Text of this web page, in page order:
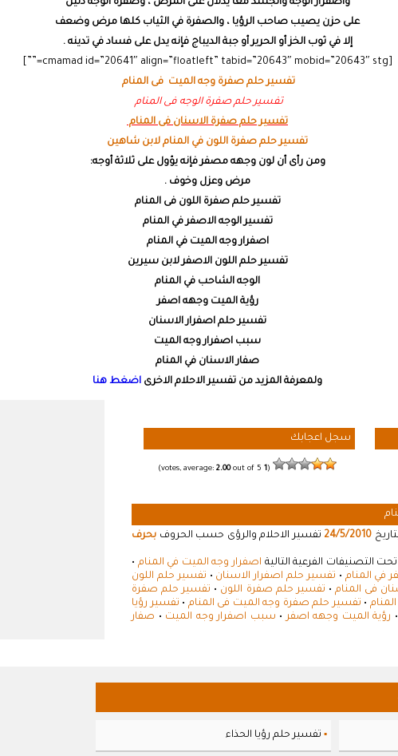
واصفرار الوجه والجسد معاً يدلان على المرض ، وصفرة الوجه دليل
على حزن يصيب صاحب الرؤيا ، والصفرة في الثياب كلها مرض وضعف
إلا في ثوب الخز أو الحرير أو جبة الديباج فإنه يدل على فساد في تدينه .
[cmamad id=”20641″ align=”floatleft” tabid=”20643″ mobid=”20643″ stg=””]
تفسير حلم صفرة وجه الميت فى المنام
تفسير حلم صفرة الوجه فى المنام
تفسير حلم صفرة الاسنان فى المنام
تفسير حلم صفرة اللون في المنام لابن شاهين
ومن رأى أن لون وجهه مصفر فإنه يؤول على ثلاثة أوجه:
مرض وعزل وخوف .
تفسير حلم صفرة اللون فى المنام
تفسير الوجه الاصفر في المنام
اصفرار وجه الميت في المنام
تفسير حلم اللون الاصفر لابن سيرين
الوجه الشاحب في المنام
رؤية الميت وجهه اصفر
تفسير حلم اصفرار الاسنان
سبب اصفرار وجه الميت
صفار الاسنان في المنام
ولمعرفة المزيد من تفسير الاحلام الاخرى اضغط هنا
سجل اعجابك
(
1
2.00out of 5)
24/5/2010تفسير الاحلام والرؤى حسب الحروف بحرف
تحت التصنيفات الفرعية التالية اصفرار وجه الميت في المنام •
في المنام • تفسير حلم اصفرار الاسنان • تفسير حلم اللون
فى المنام• تفسير حلم صفرة اللون • تفسير حلم صفرة
• تفسير حلم صفرة وجه الميت فى المنام • تفسير رؤيا
رؤية الميت وجهه اصفر• سبب اصفرار وجه الميت • صفار
▪ تفسير حلم رؤيا الحذاء